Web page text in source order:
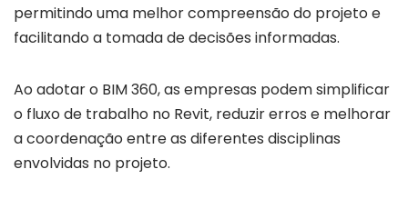
permitindo uma melhor compreensão do projeto e
facilitando a tomada de decisões informadas.
Ao adotar o BIM 360, as empresas podem simplificar
o fluxo de trabalho no Revit, reduzir erros e melhorar
a coordenação entre as diferentes disciplinas
envolvidas no projeto.